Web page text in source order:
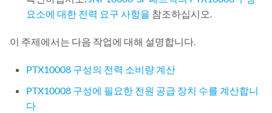
요소에 대한 전력 요구 사항을 참조하십시오.
이 주제에서는 다음 작업에 대해 설명합니다.
PTX10008 구성의 전력 소비량 계산
PTX10008 구성에 필요한 전원 공급 장치 수를 계산합니
다